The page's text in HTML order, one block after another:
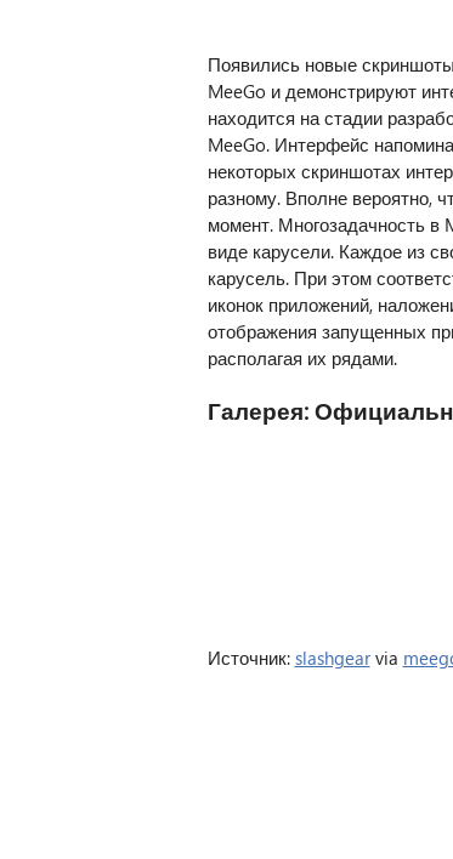
Появились новые
MeeGo и демонстрируют
находится на стадии
MeeGo. Интерфейс
некоторых скриншотах
разному. Вполне вероятно,
момент. Многозадачность в
виде карусели. Каждое из
карусель. При этом
иконок приложений,
отображения запущенных
располагая их рядами.
Галерея:
Источник: slashgearvia